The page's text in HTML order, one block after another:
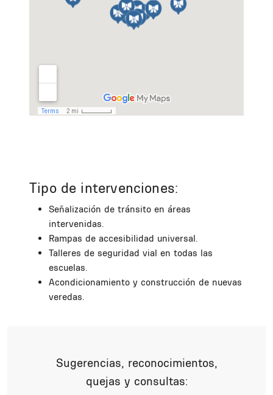
Tipo de intervenciones:
Señalización de tránsito en áreas
intervenidas.
Rampas de accesibilidad universal.
Talleres de seguridad vial en todas las
escuelas.
Acondicionamiento y construcción de nuevas
veredas.
Sugerencias, reconocimientos,
quejas y consultas: